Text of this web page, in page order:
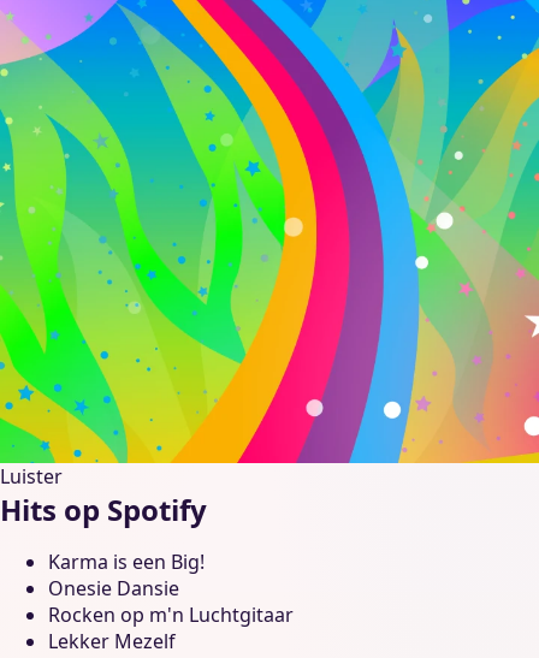
Luister
Hits op Spotify
Karma is een Big!
Onesie Dansie
Rocken op m'n Luchtgitaar
Lekker Mezelf